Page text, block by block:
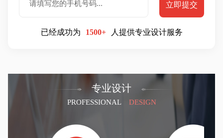
已经成功为 1500+ 人提供专业设计服务
专业设计
PROFESSIONAL DESIGN